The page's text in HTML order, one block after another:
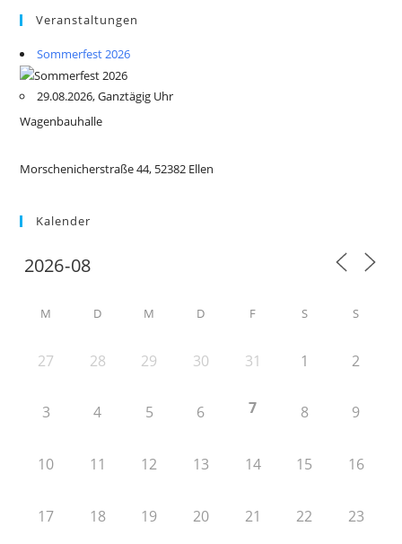
Veranstaltungen
Sommerfest 2026
29.08.2026, Ganztägig Uhr
Wagenbauhalle
Morschenicherstraße 44, 52382 Ellen
Kalender
M D M D F S S
27 28 29 30 31 1 2
3 4 5 6 7 8 9
10 11 12 13 14 15 16
17 18 19 20 21 22 23